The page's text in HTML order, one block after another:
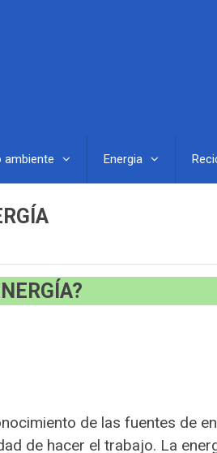
ambiente Energia
de las fuentes de
de hacer el trabajo. La